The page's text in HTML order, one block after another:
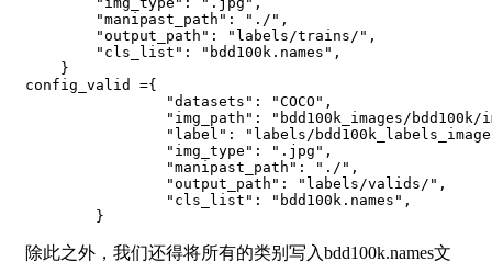
"manipast_path" : "./" ,
"output_path" : "labels/trains/" ,
"cls_list" : "bdd100k.names" ,
}
config_valid ={
"datasets" : "COCO" ,
"img_path" :
"bdd100k_images/
"label" :
"labels/
"img_type" : ".jpg" ,
"manipast_path" : "./" ,
"output_path" : "labels/valids/" ,
"cls_list" : "bdd100k.names" ,
}
除此之外，我们还得将所有的类别写入bdd100k.names文